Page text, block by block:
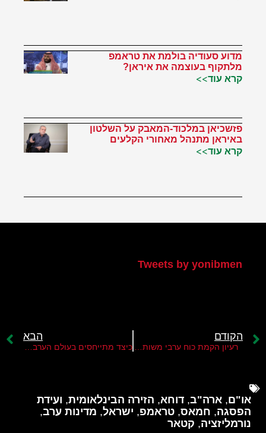
מדוע סעודיה בולמת את טראמפ
מלתקוף בעוצמה את איראן?
קרא עוד>>
פזשכיאן במלכוד-המאבק על השלטון
באיראן מתנהל מאחורי הקלעים
קרא עוד>>
Tweets by yonibmen
הקודם הבא
או"ם, ארה"ב, דוחא, הזירה הבינלאומית, ועידת
הפסגה, חמאס, טראמפ, ישראל, מדינות ערב,
נורמליזציה, קטאר